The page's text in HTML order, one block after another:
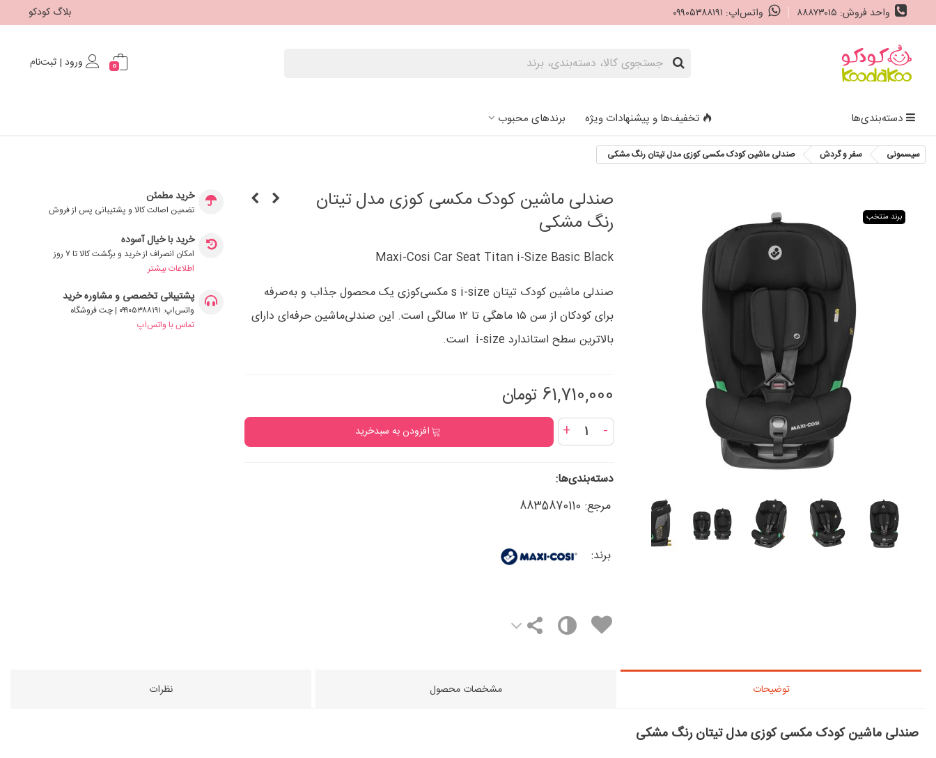
واحد فروش: ۸۸۸۷۳۰۱۵ واتس‌اپ: ۰۹۹۰۵۳۸۸۱۹۱ بلاگ کودکو
0 ورود | ثبت‌نام
دسته‌بندی‌ها تخفیف‌ها و پیشنهادات ویژه برندهای محبوب
سیسمونی سفر و گردش صندلی ماشین کودک مکسی کوزی مدل تیتان رنگ مشکی
برند منتخب
صندلی ماشین کودک مکسی کوزی مدل تیتان
رنگ مشکی
Maxi-Cosi Car Seat Titan i-Size Basic Black
صندلی ماشین کودک تیتان s i-size مکسی‌کوزی یک محصول جذاب و به‌صرفه
برای کودکان از سن ۱۵ ماهگی تا ۱۲ سالگی است. این صندلی‌ماشین حرفه‌ای دارای
بالاترین سطح استاندارد i-size است.
61,710,000 تومان
-
+ افزودن به سبدخرید
دسته‌بندی‌ها:
مرجع: 8835870110
برند:
خرید مطمئن
تضمین اصالت کالا و پشتیبانی پس از فروش
خرید با خیال آسوده
امکان انصراف از خرید و برگشت کالا تا ۷ روز
اطلاعات بیشتر
پشتیبانی تخصصی و مشاوره خرید
واتس‌اپ: ۰۹۹۰۵۳۸۸۱۹۱ | چت فروشگاه
تماس با واتس‌اپ
توضیحات مشخصات محصول نظرات
صندلی ماشین کودک مکسی کوزی مدل تیتان رنگ مشکی